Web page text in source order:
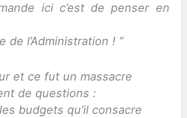
ici c’est de penser en
de l’Administration ! ”
et ce fut un massacre
de questions :
budgets qu’il consacre